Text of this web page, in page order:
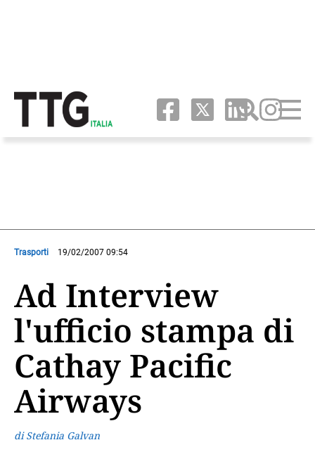
Trasporti 19/02/2007 09:54
Ad Interview
l'ufficio stampa di
Cathay Pacific
Airways
di Stefania Galvan